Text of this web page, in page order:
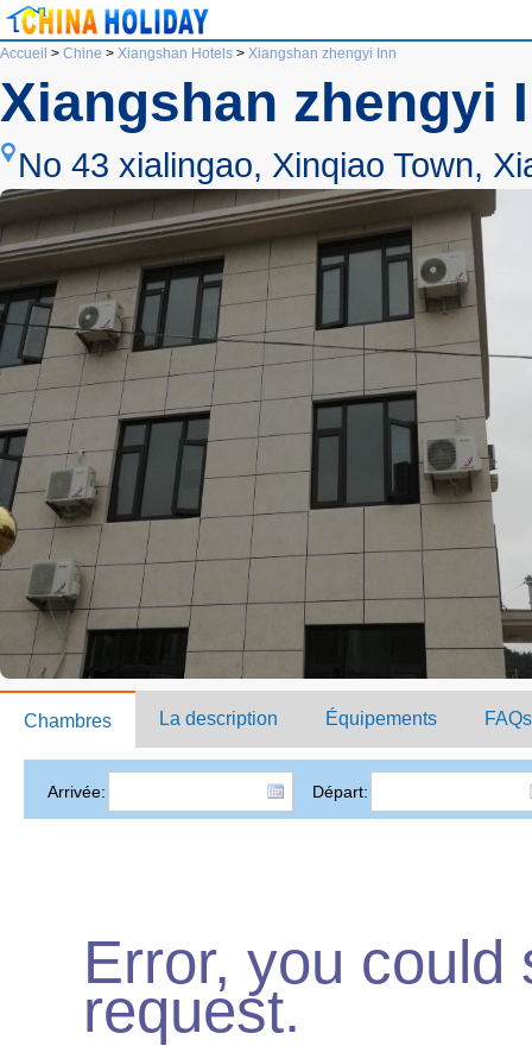
Accueil > Chine > Xiangshan Hotels > Xiangshan zhengyi Inn
Xiangshan zhengyi
No 43 xialingao, Xinqiao Town,
Chambres La description Équipements FAQs
Arrivée: Départ:
Error, you could
request.